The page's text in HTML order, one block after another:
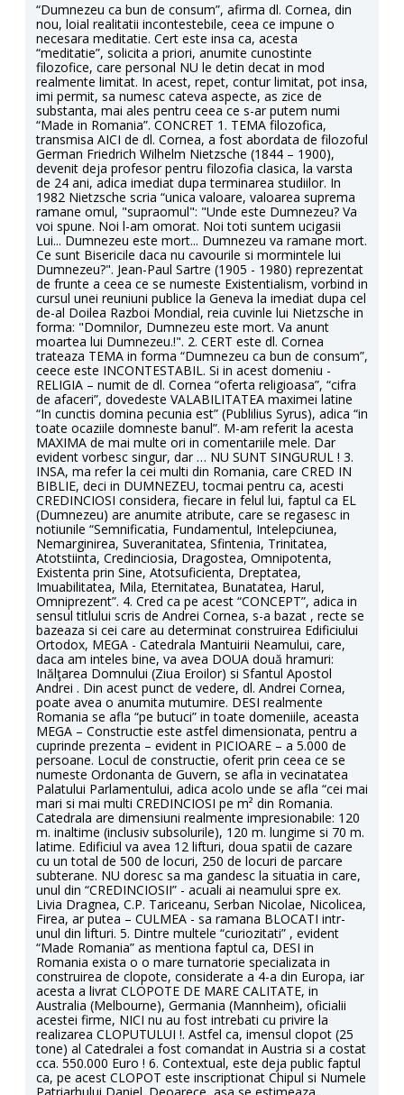
“Dumnezeu ca bun de consum”, afirma dl. Cornea, din
nou, loial realitatii incontestebile, ceea ce impune o
necesara meditatie. Cert este insa ca, acesta
“meditatie”, solicita a priori, anumite cunostinte
filozofice, care personal NU le detin decat in mod
realmente limitat. In acest, repet, contur limitat, pot insa,
imi permit, sa numesc cateva aspecte, as zice de
substanta, mai ales pentru ceea ce s-ar putem numi
“Made in Romania”. CONCRET 1. TEMA filozofica,
transmisa AICI de dl. Cornea, a fost abordata de filozoful
German Friedrich Wilhelm Nietzsche (1844 – 1900),
devenit deja profesor pentru filozofia clasica, la varsta
de 24 ani, adica imediat dupa terminarea studiilor. In
1982 Nietzsche scria “unica valoare, valoarea suprema
ramane omul, "supraomul": "Unde este Dumnezeu? Va
voi spune. Noi l-am omorat. Noi toti suntem ucigasii
Lui... Dumnezeu este mort... Dumnezeu va ramane mort.
Ce sunt Bisericile daca nu cavourile si mormintele lui
Dumnezeu?". Jean-Paul Sartre (1905 - 1980) reprezentat
de frunte a ceea ce se numeste Existentialism, vorbind in
cursul unei reuniuni publice la Geneva la imediat dupa cel
de-al Doilea Razboi Mondial, reia cuvinle lui Nietzsche in
forma: "Domnilor, Dumnezeu este mort. Va anunt
moartea lui Dumnezeu.!". 2. CERT este dl. Cornea
trateaza TEMA in forma “Dumnezeu ca bun de consum”,
ceece este INCONTESTABIL. Si in acest domeniu -
RELIGIA – numit de dl. Cornea “oferta religioasa”, “cifra
de afaceri”, dovedeste VALABILITATEA maximei latine
“In cunctis domina pecunia est” (Publilius Syrus), adica “in
toate ocaziile domneste banul”. M-am referit la acesta
MAXIMA de mai multe ori in comentariile mele. Dar
evident vorbesc singur, dar … NU SUNT SINGURUL ! 3.
INSA, ma refer la cei multi din Romania, care CRED IN
BIBLIE, deci in DUMNEZEU, tocmai pentru ca, acesti
CREDINCIOSI considera, fiecare in felul lui, faptul ca EL
(Dumnezeu) are anumite atribute, care se regasesc in
notiunile “Semnificatia, Fundamentul, Intelepciunea,
Nemarginirea, Suveranitatea, Sfintenia, Trinitatea,
Atotstiinta, Credinciosia, Dragostea, Omnipotenta,
Existenta prin Sine, Atotsuficienta, Dreptatea,
Imuabilitatea, Mila, Eternitatea, Bunatatea, Harul,
Omniprezent”. 4. Cred ca pe acest “CONCEPT”, adica in
sensul titlului scris de Andrei Cornea, s-a bazat , recte se
bazeaza si cei care au determinat construirea Edificiului
Ortodox, MEGA - Catedrala Mantuirii Neamului, care,
daca am inteles bine, va avea DOUA două hramuri:
Inălţarea Domnului (Ziua Eroilor) si Sfantul Apostol
Andrei . Din acest punct de vedere, dl. Andrei Cornea,
poate avea o anumita mutumire. DESI realmente
Romania se afla “pe butuci” in toate domeniile, aceasta
MEGA – Constructie este astfel dimensionata, pentru a
cuprinde prezenta – evident in PICIOARE – a 5.000 de
persoane. Locul de constructie, oferit prin ceea ce se
numeste Ordonanta de Guvern, se afla in vecinatatea
Palatului Parlamentului, adica acolo unde se afla “cei mai
mari si mai multi CREDINCIOSI pe m² din Romania.
Catedrala are dimensiuni realmente impresionabile: 120
m. inaltime (inclusiv subsolurile), 120 m. lungime si 70 m.
latime. Edificiul va avea 12 lifturi, doua spatii de cazare
cu un total de 500 de locuri, 250 de locuri de parcare
subterane. NU doresc sa ma gandesc la situatia in care,
unul din “CREDINCIOSII” - acuali ai neamului spre ex.
Livia Dragnea, C.P. Tariceanu, Serban Nicolae, Nicolicea,
Firea, ar putea – CULMEA - sa ramana BLOCATI intr-
unul din lifturi. 5. Dintre multele “curiozitati” , evident
“Made Romania” as mentiona faptul ca, DESI in
Romania exista o o mare turnatorie specializata in
construirea de clopote, considerate a 4-a din Europa, iar
acesta a livrat CLOPOTE DE MARE CALITATE, in
Australia (Melbourne), Germania (Mannheim), oficialii
acestei firme, NICI nu au fost intrebati cu privire la
realizarea CLOPUTULUI !. Astfel ca, imensul clopot (25
tone) al Catedralei a fost comandat in Austria si a costat
cca. 550.000 Euro ! 6. Contextual, este deja public faptul
ca, pe acest CLOPOT este inscriptionat Chipul si Numele